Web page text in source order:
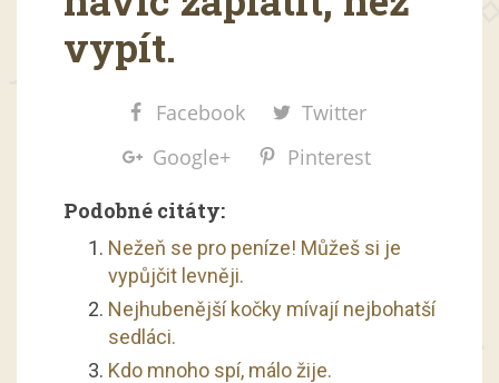
vypít.
Facebook
Twitter
Google+
Pinterest
Podobné citáty:
Nežeň se pro peníze! Můžeš si je
vypůjčit levněji.
Nejhubenější kočky mívají nejbohatší
sedláci.
Kdo mnoho spí, málo žije.